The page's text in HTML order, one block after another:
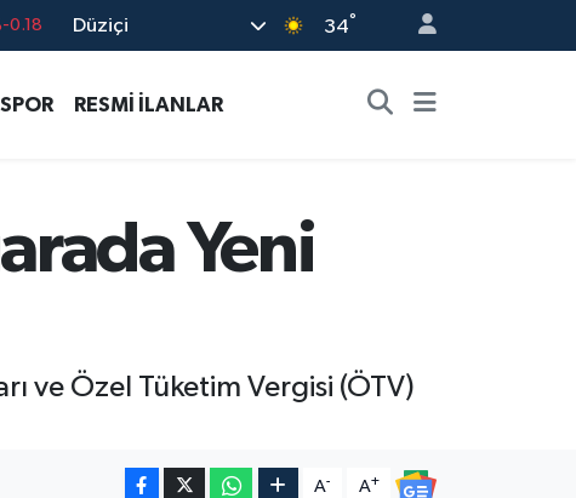
%0.38
0.18
Düziçi 34°
SPOR RESMİ İLANLAR
Yeni
ve Özel Tüketim Vergisi (ÖTV)
A- A+